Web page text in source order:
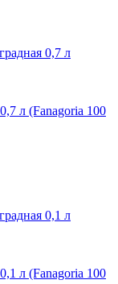
л (Fanagoria 100
л (Fanagoria 100